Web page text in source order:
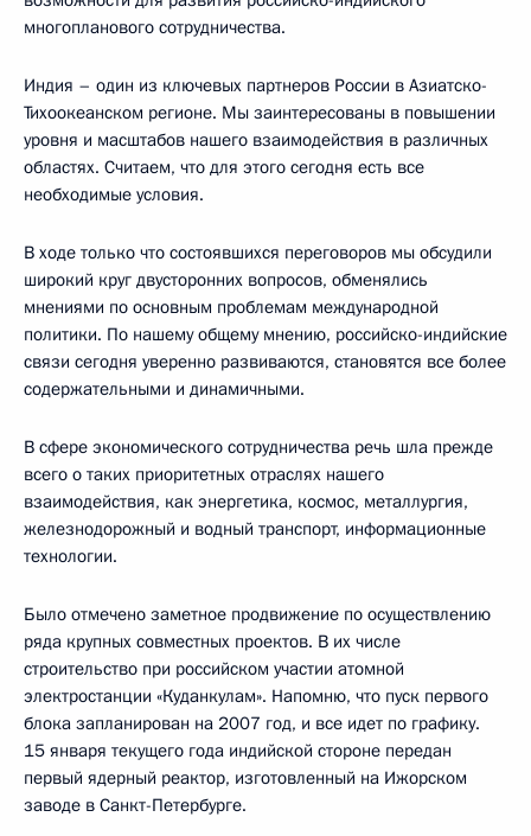
многопланового сотрудничества.
Индия – один из ключевых партнеров России в Азиатско-
Тихоокеанском регионе. Мы заинтересованы в повышении
уровня и масштабов нашего взаимодействия в различных
областях. Считаем, что для этого сегодня есть все
необходимые условия.
В ходе только что состоявшихся переговоров мы обсудили
широкий круг двусторонних вопросов, обменялись
мнениями по основным проблемам международной
политики. По нашему общему мнению, российско-индийские
связи сегодня уверенно развиваются, становятся все более
содержательными и динамичными.
В сфере экономического сотрудничества речь шла прежде
всего о таких приоритетных отраслях нашего
взаимодействия, как энергетика, космос, металлургия,
железнодорожный и водный транспорт, информационные
технологии.
Было отмечено заметное продвижение по осуществлению
ряда крупных совместных проектов. В их числе
строительство при российском участии атомной
электростанции «Куданкулам». Напомню, что пуск первого
блока запланирован на 2007 год, и все идет по графику.
15 января текущего года индийской стороне передан
первый ядерный реактор, изготовленный на Ижорском
заводе в Санкт-Петербурге.